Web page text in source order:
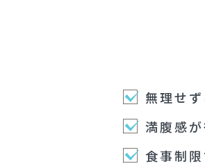
無理せ
満腹感
食事制